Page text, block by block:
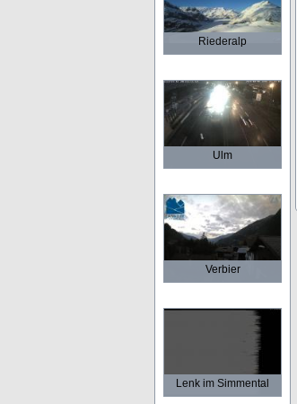
Riederalp
Ulm
Verbier
Lenk im Simmental